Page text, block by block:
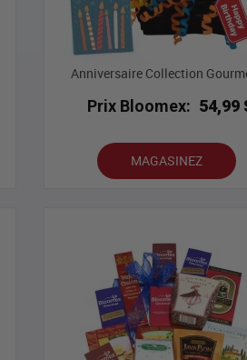
Anniversaire Collection
Prix Bloomex: 54,99
MAGASINEZ